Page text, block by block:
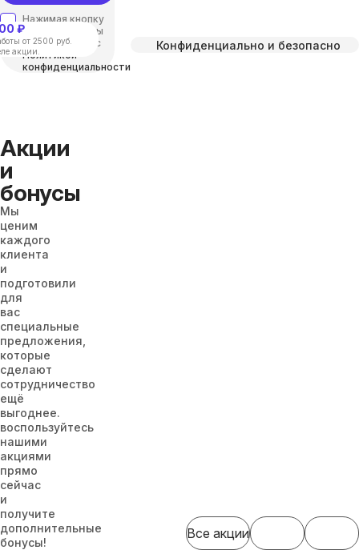
Нажимая кнопку
“отправить”, вы
соглашаетесь с
Политикой
конфиденциальности
₽
от 2500 руб.
акции.
Конфиденциально и безопасно
Акции
и
бонусы
Мы
ценим
каждого
клиента
и
подготовили
для
вас
специальные
предложения,
которые
сделают
сотрудничество
ещё
выгоднее.
воспользуйтесь
нашими
акциями
прямо
сейчас
и
получите
дополнительные
бонусы!
Все акции